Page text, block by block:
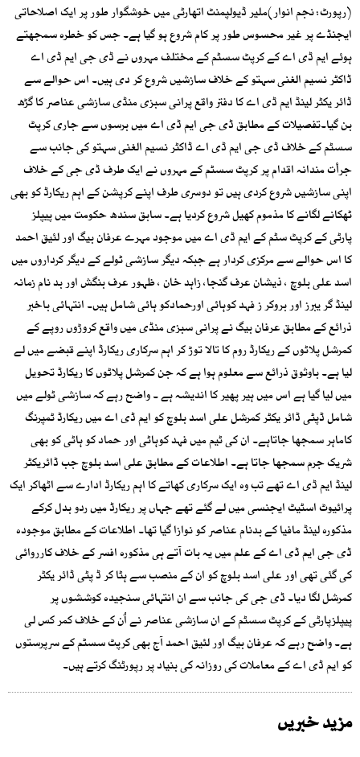
(رپورٹ: نجم انوار)ملیر ڈیولپمنٹ اتھارٹی میں خوشگوار طور پر ایک اصلاحاتی
ایجنڈے پر غیر محسوس طور پر کام شروع ہو گیا ہے۔ جس کو خطرہ سمجھتے
ہوئے ایم ڈی اے کے کرپٹ سسٹم کے مختلف مہروں نے ڈی جی ایم ڈی اے
ڈاکٹر نسیم الغنی سہتو کے خلاف سازشیں شروع کر دی ہیں۔ اس حوالے سے
ڈائر یکٹر لینڈ ایم ڈی اے کا دفتر واقع پرانی سبزی منڈی سازشی عناصر کا گڑھ
بن گیا۔تفصیلات کے مطابق ڈی جی ایم ڈی اے میں برسوں سے جاری کرپٹ
سسٹم کے خلاف ڈی جی ایم ڈی اے ڈاکٹر نسیم الغنی سہتو کی جانب سے
جرأت مندانہ اقدام پر کرپٹ سسٹم کے مہروں نے ایک طرف ڈی جی کے خلاف
اپنی سازشیں شروع کردی ہیں تو دوسری طرف اپنے کرپشن کے اہم ریکارڈ کو بھی
ٹھکانے لگانے کا مذموم کھیل شروع کردیا ہے۔ سابق سندھ حکومت میں پیپلز
پارٹی کے کرپٹ سٹم کے ایم ڈی اے میں موجود مہرے عرفان بیگ اور لئیق احمد
کا اس حوالے سے مرکزی کردار ہے جبکہ دیگر سازشی ٹولے کے دیگر کرداروں میں
اسد علی بلوچ ، ذیشان عرف گنجا، زاہد خان ، ظہور عرف بنگش اور بد نام زمانہ
لینڈ گر یبرز اور بروکر ز فہد کوہائی اورحمادکو ہائی شامل ہیں۔ انتہائی باخبر
ذرائع کے مطابق عرفان بیگ نے پرانی سبزی منڈی میں واقع کروڑوں روپے کے
کمرشل پلاٹوں کے ریکارڈ روم کا تالا توڑ کر اہم سرکاری ریکارڈ اپنے قبضے میں لے
لیا ہے۔ باوثوق ذرائع سے معلوم ہوا ہے کہ جن کمرشل پلاٹوں کا ریکارڈ تحویل
میں لیا گیا ہے اس میں ہیر پھیر کا اندیشہ ہے ۔ واضح رہے کہ سازشی ٹولے میں
شامل ڈپٹی ڈائر یکٹر کمرشل علی اسد بلوچ کو ایم ڈی اے میں ریکارڈ ٹمپرنگ
کاماہر سمجھا جاتاہے۔ ان کی ٹیم میں فہد کوہاٹی اور حماد کو ہاٹی کو بھی
شریک جرم سمجھا جاتا ہے۔ اطلاعات کے مطابق علی اسد بلوچ جب ڈائریکٹر
لینڈ ایم ڈی اے تھے تب وہ ایک سرکاری کھاتے کا اہم ریکارڈ ادارے سے اٹھاکر ایک
پرائیوٹ اسٹیٹ ایجنسی میں لے گئے تھے جہاں پر ریکارڈ میں ردو بدل کرکے
مذکورہ لینڈ مافیا کے بدنام عناصر کو نوازا گیا تھا۔ اطلاعات کے مطابق موجودہ
ڈی جی ایم ڈی اے کے علم میں یہ بات آتے ہی مذکورہ افسر کے خلاف کارروائی
کی گئی تھی اور علی اسد بلوچ کو ان کے منصب سے ہٹا کر ڈ پٹی ڈائر یکٹر
کمرشل لگا دیا۔ ڈی جی کی جانب سے ان انتہائی سنجیدہ کوششوں پر
پیپلزپارٹی کے کرپٹ سسٹم کے ان سازشی عناصر نے اُن کے خلاف کمر کس لی
ہے۔ واضح رہے کہ عرفان بیگ اور لئیق احمد آج بھی کرپٹ سسٹم کے سرپرستوں
کو ایم ڈی اے کے معاملات کی روزانہ کی بنیاد پر رپورٹنگ کرتے ہیں۔
مزید خبریں